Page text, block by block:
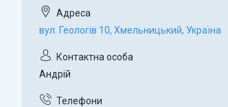
вул. Геологів 10, Хмельницький, Україна
Андрій